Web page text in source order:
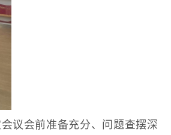
议会前准备充分、问题查摆深